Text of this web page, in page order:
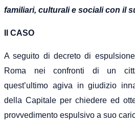
familiari, culturali e sociali con il
Il CASO
A seguito di decreto di
Roma nei confronti di un
quest’ultimo agiva in giudizio
della Capitale per chiedere ed
provvedimento espulsivo a suo